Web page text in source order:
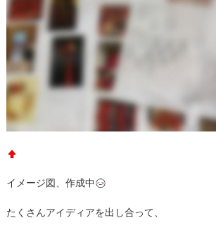
イメージ図、作成中
たくさんアイディアを出し合って、